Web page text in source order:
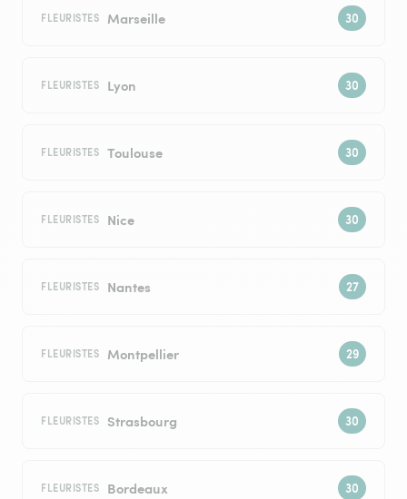
FLEURISTES Marseille
FLEURISTES Lyon
FLEURISTES Toulouse
FLEURISTES Nice
FLEURISTES Nantes
FLEURISTES Montpellier
FLEURISTES Strasbourg
FLEURISTES Bordeaux